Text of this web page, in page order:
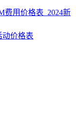
费用价格表_2024新
动价格表